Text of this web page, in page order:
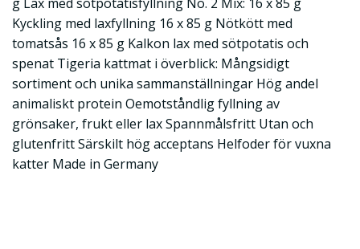
Kyckling med laxfyllning 16 x 85 g Nötkött med
tomatsås 16 x 85 g Kalkon lax med sötpotatis och
spenat Tigeria kattmat i överblick: Mångsidigt
sortiment och unika sammanställningar Hög andel
animaliskt protein Oemotståndlig fyllning av
grönsaker, frukt eller lax Spannmålsfritt Utan och
glutenfritt Särskilt hög acceptans Helfoder för vuxna
katter Made in Germany